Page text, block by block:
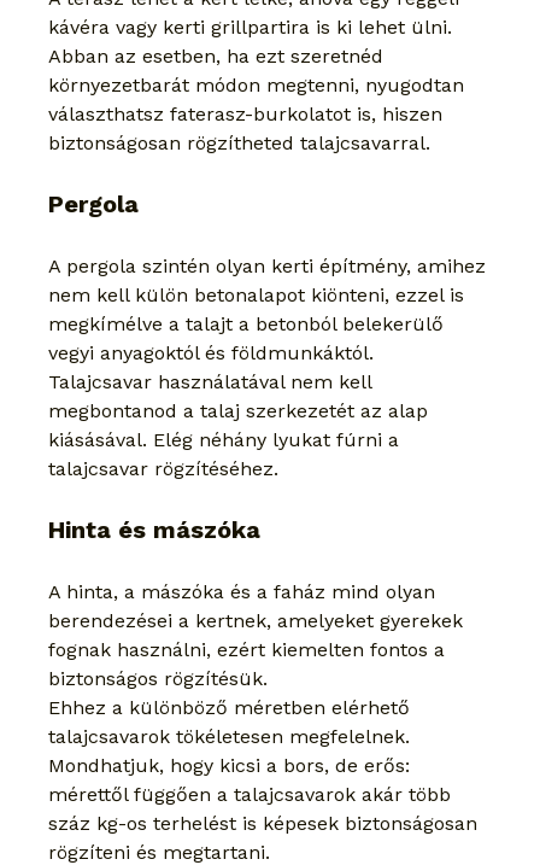
kávéra vagy kerti grillpartira is ki lehet ülni.
Abban az esetben, ha ezt szeretnéd
környezetbarát módon megtenni, nyugodtan
választhatsz faterasz-burkolatot is, hiszen
biztonságosan rögzítheted talajcsavarral.
Pergola
A pergola szintén olyan kerti építmény, amihez
nem kell külön betonalapot kiönteni, ezzel is
megkímélve a talajt a betonból belekerülő
vegyi anyagoktól és földmunkáktól.
Talajcsavar használatával nem kell
megbontanod a talaj szerkezetét az alap
kiásásával. Elég néhány lyukat fúrni a
talajcsavar rögzítéséhez.
Hinta és mászóka
A hinta, a mászóka és a faház mind olyan
berendezései a kertnek, amelyeket gyerekek
fognak használni, ezért kiemelten fontos a
biztonságos rögzítésük.
Ehhez a különböző méretben elérhető
talajcsavarok tökéletesen megfelelnek.
Mondhatjuk, hogy kicsi a bors, de erős:
mérettől függően a talajcsavarok akár több
száz kg-os terhelést is képesek biztonságosan
rögzíteni és megtartani.